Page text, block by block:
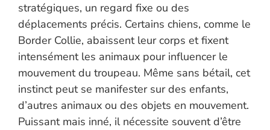
stratégiques, un regard fixe ou des
déplacements précis. Certains chiens, comme le
Border Collie, abaissent leur corps et fixent
intensément les animaux pour influencer le
mouvement du troupeau. Même sans bétail, cet
instinct peut se manifester sur des enfants,
d’autres animaux ou des objets en mouvement.
Puissant mais inné, il nécessite souvent d’être